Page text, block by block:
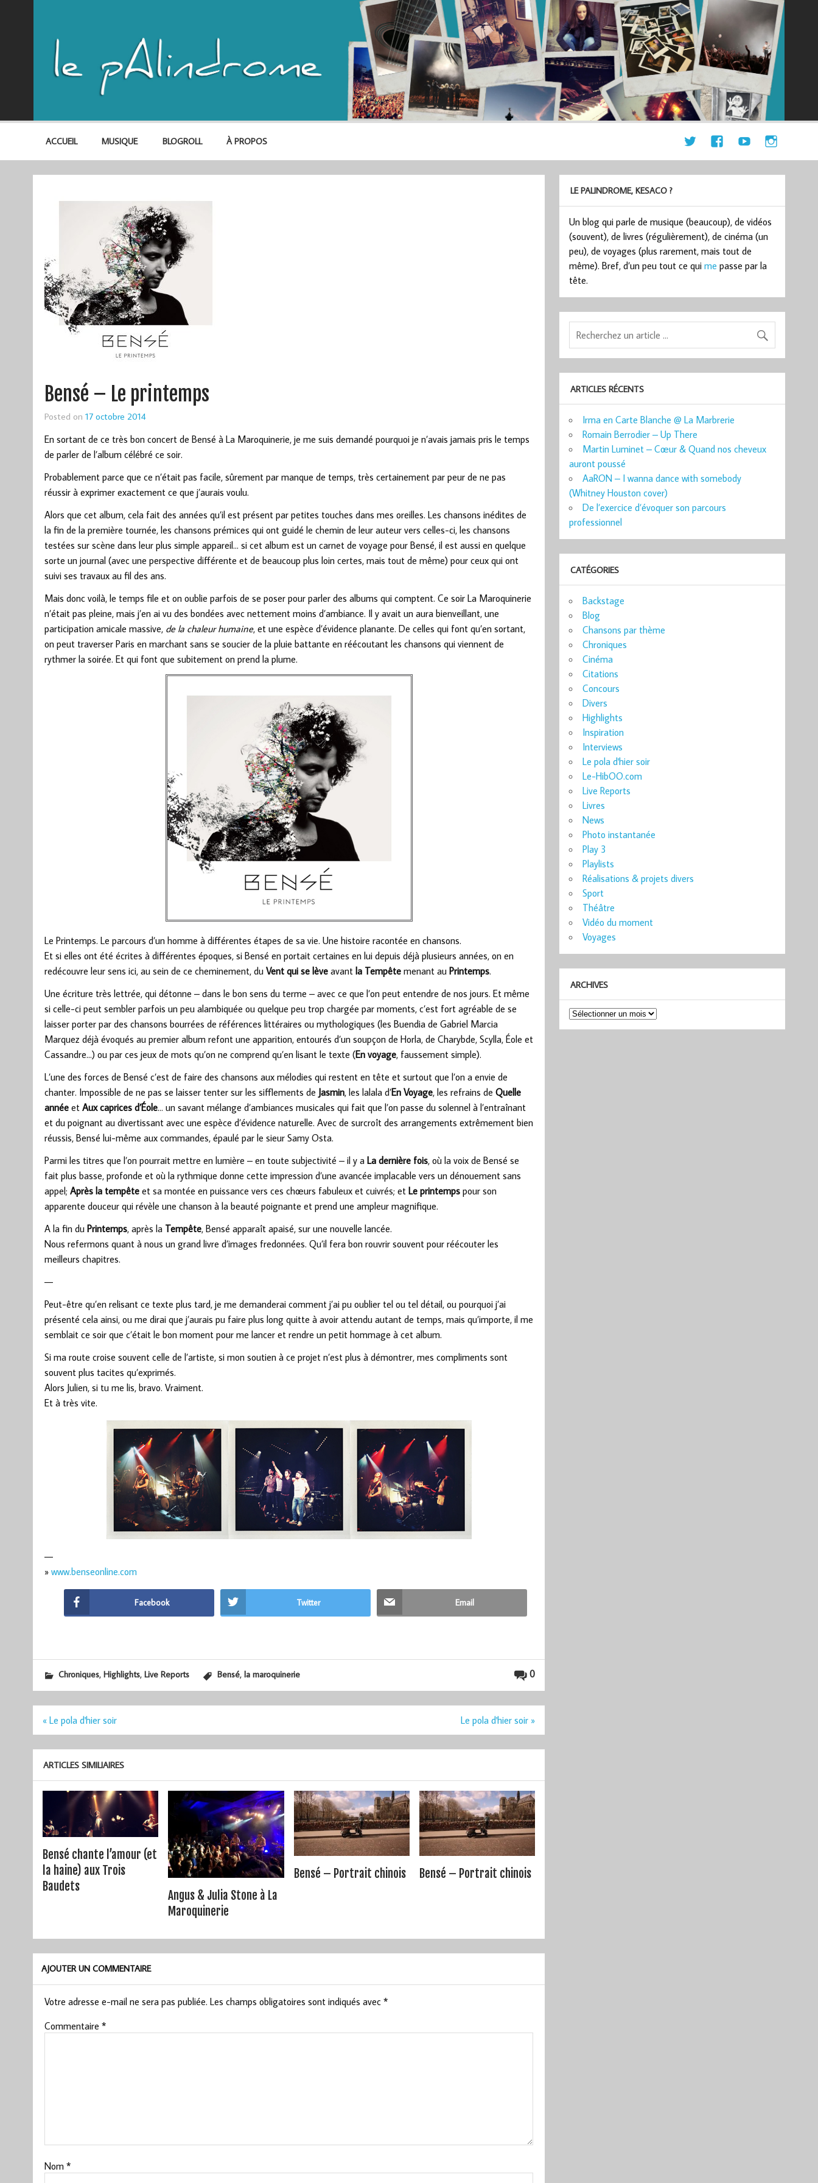
ACCUEIL MUSIQUE BLOGROLL À PROPOS
Bensé – Le printemps
Posted on 17 octobre 2014
En sortant de ce très bon concert de Bensé à La Maroquinerie, je me suis demandé pourquoi je n’avais jamais pris le temps
de parler de l’album célébré ce soir.
Probablement parce que ce n’était pas facile, sûrement par manque de temps, très certainement par peur de ne pas
réussir à exprimer exactement ce que j’aurais voulu.
Alors que cet album, cela fait des années qu’il est présent par petites touches dans mes oreilles. Les chansons inédites de
la fin de la première tournée, les chansons prémices qui ont guidé le chemin de leur auteur vers celles-ci, les chansons
testées sur scène dans leur plus simple appareil… si cet album est un carnet de voyage pour Bensé, il est aussi en quelque
sorte un journal (avec une perspective différente et de beaucoup plus loin certes, mais tout de même) pour ceux qui ont
suivi ses travaux au fil des ans.
Mais donc voilà, le temps file et on oublie parfois de se poser pour parler des albums qui comptent. Ce soir La Maroquinerie
n’était pas pleine, mais j’en ai vu des bondées avec nettement moins d’ambiance. Il y avait un aura bienveillant, une
participation amicale massive, de la chaleur humaine, et une espèce d’évidence planante. De celles qui font qu’en sortant,
on peut traverser Paris en marchant sans se soucier de la pluie battante en réécoutant les chansons qui viennent de
rythmer la soirée. Et qui font que subitement on prend la plume.
Le Printemps. Le parcours d’un homme à différentes étapes de sa vie. Une histoire racontée en chansons.
Et si elles ont été écrites à différentes époques, si Bensé en portait certaines en lui depuis déjà plusieurs années, on en
redécouvre leur sens ici, au sein de ce cheminement, du Vent qui se lèveavant la Tempêtemenant au Printemps.
Une écriture très lettrée, qui détonne – dans le bon sens du terme – avec ce que l’on peut entendre de nos jours. Et même
si celle-ci peut sembler parfois un peu alambiquée ou quelque peu trop chargée par moments, c’est fort agréable de se
laisser porter par des chansons bourrées de références littéraires ou mythologiques (les Buendia de Gabriel Marcia
Marquez déjà évoqués au premier album refont une apparition, entourés d’un soupçon de Horla, de Charybde, Scylla, Éole et
Cassandre…) ou par ces jeux de mots qu’on ne comprend qu’en lisant le texte (En voyage, faussement simple).
L’une des forces de Bensé c’est de faire des chansons aux mélodies qui restent en tête et surtout que l’on a envie de
chanter. Impossible de ne pas se laisser tenter sur les sifflements de Jasmin, les lalala d’En Voyage, les refrains de Quelle
annéeet Aux caprices d’Éole… un savant mélange d’ambiances musicales qui fait que l’on passe du solennel à l’entraînant
et du poignant au divertissant avec une espèce d’évidence naturelle. Avec de surcroît des arrangements extrêmement bien
réussis, Bensé lui-même aux commandes, épaulé par le sieur Samy Osta.
Parmi les titres que l’on pourrait mettre en lumière – en toute subjectivité – il y a La dernière fois, où la voix de Bensé se
fait plus basse, profonde et où la rythmique donne cette impression d’une avancée implacable vers un dénouement sans
appel; Après la tempêteet sa montée en puissance vers ces chœurs fabuleux et cuivrés; et Le printempspour son
apparente douceur qui révèle une chanson à la beauté poignante et prend une ampleur magnifique.
A la fin du Printemps, après la Tempête, Bensé apparaît apaisé, sur une nouvelle lancée.
Nous refermons quant à nous un grand livre d’images fredonnées. Qu’il fera bon rouvrir souvent pour réécouter les
meilleurs chapitres.
—
Peut-être qu’en relisant ce texte plus tard, je me demanderai comment j’ai pu oublier tel ou tel détail, ou pourquoi j’ai
présenté cela ainsi, ou me dirai que j’aurais pu faire plus long quitte à avoir attendu autant de temps, mais qu’importe, il me
semblait ce soir que c’était le bon moment pour me lancer et rendre un petit hommage à cet album.
Si ma route croise souvent celle de l’artiste, si mon soutien à ce projet n’est plus à démontrer, mes compliments sont
souvent plus tacites qu’exprimés.
Alors Julien, si tu me lis, bravo. Vraiment.
Et à très vite.
—
» www.benseonline.com
Facebook Twitter Email
0
Chroniques, Highlights, Live Reports Bensé, la maroquinerie
Navigation
l’article
« Le pola d'hier soir Le pola d'hier soir »
ARTICLES SIMILIAIRES
Bensé chante l’amour (et
la haine) aux Trois
Baudets
Angus & Julia Stone à La
Maroquinerie
Bensé – Portrait chinois Bensé – Portrait chinois
AJOUTER UN COMMENTAIRE
Votre adresse e-mail ne sera pas publiée. Les champs obligatoires sont indiqués avec *
Commentaire *
Nom *
LE PALINDROME, KESACO ?
Un blog qui parle de musique (beaucoup), de vidéos
(souvent), de livres (régulièrement), de cinéma (un
peu), de voyages (plus rarement, mais tout de
même). Bref, d’un peu tout ce quime passe par la
tête.
ARTICLES RÉCENTS
Irma en Carte Blanche @ La Marbrerie
Romain Berrodier – Up There
Martin Luminet – Cœur & Quand nos cheveux
auront poussé
AaRON – I wanna dance with somebody
(Whitney Houston cover)
De l’exercice d’évoquer son parcours
professionnel
CATÉGORIES
Backstage
Blog
Chansons par thème
Chroniques
Cinéma
Citations
Concours
Divers
Highlights
Inspiration
Interviews
Le pola d'hier soir
Le-HibOO.com
Live Reports
Livres
News
Photo instantanée
Play 3
Playlists
Réalisations & projets divers
Sport
Théâtre
Vidéo du moment
Voyages
ARCHIVES
Archives